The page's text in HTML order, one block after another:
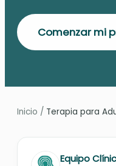
Comenzar mi
Inicio / Terapia para
Equipo